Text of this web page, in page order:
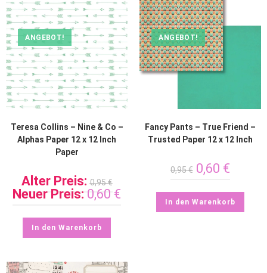
ANGEBOT!
Teresa Collins – Nine & Co –
Alphas Paper 12 x 12 Inch
Paper
Alter Preis: 0,95€
Neuer Preis: 0,60 €
In den Warenkorb
ANGEBOT!
Fancy Pants – True Friend –
Trusted Paper 12 x 12 Inch
0,95€ 0,60 €
In den Warenkorb